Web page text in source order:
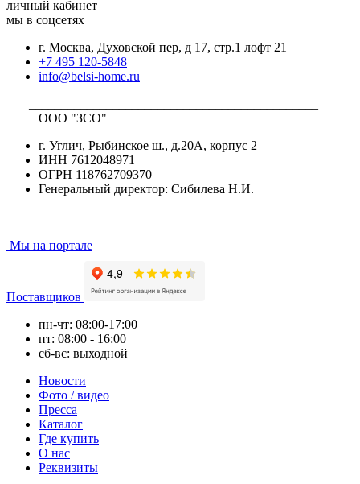
личный кабинет
мы в соцсетях
г. Москва, Духовской пер, д 17, стр.1 лофт 21
+7 495 120-5848
info@belsi-home.ru
ООО "ЗСО"
г. Углич, Рыбинское ш., д.20А, корпус 2
ИНН 7612048971
ОГРН 118762709370
Генеральный директор: Сибилева Н.И.
Мы на портале
Поставщиков
пн-чт: 08:00-17:00
пт: 08:00 - 16:00
сб-вс: выходной
Новости
Фото / видео
Пресса
Каталог
Где купить
О нас
Реквизиты